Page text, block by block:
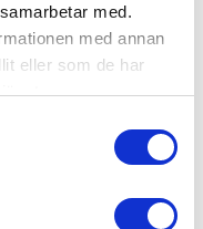
med.
med annan
eller som de har